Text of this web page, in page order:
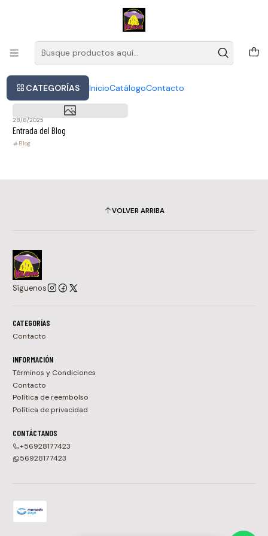
CATEGORÍAS InicioCatálogoContacto
Este es el texto del slide
Blog
28/8/2025
Entrada del Blog
Blog
VOLVER ARRIBA
Síguenos
CATEGORÍAS
Contacto
INFORMACIÓN
Términos y Condiciones
Contacto
Política de reembolso
Política de privacidad
CONTÁCTANOS
+56928177423
56928177423